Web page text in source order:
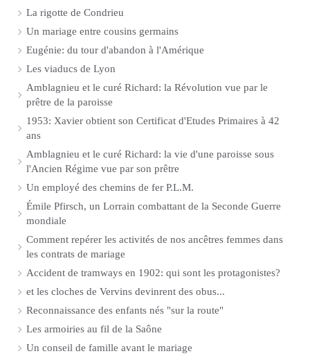
La rigotte de Condrieu
Un mariage entre cousins germains
Eugénie: du tour d'abandon à l'Amérique
Les viaducs de Lyon
Amblagnieu et le curé Richard: la Révolution vue par le
prêtre de la paroisse
1953: Xavier obtient son Certificat d'Etudes Primaires à 42
ans
Amblagnieu et le curé Richard: la vie d'une paroisse sous
l'Ancien Régime vue par son prêtre
Un employé des chemins de fer P.L.M.
Émile Pfirsch, un Lorrain combattant de la Seconde Guerre
mondiale
Comment repérer les activités de nos ancêtres femmes dans
les contrats de mariage
Accident de tramways en 1902: qui sont les protagonistes?
et les cloches de Vervins devinrent des obus...
Reconnaissance des enfants nés "sur la route"
Les armoiries au fil de la Saône
Un conseil de famille avant le mariage